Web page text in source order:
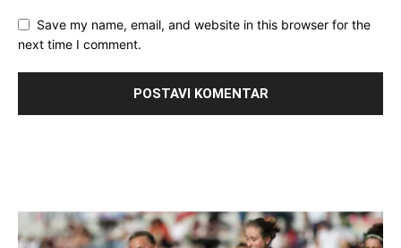
Save my name, email, and website in this browser for the
next time I comment.